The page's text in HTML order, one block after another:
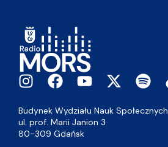
Budynek Wydziału Nauk Społecznych
ul. prof. Marii Janion 3
80-309 Gdańsk